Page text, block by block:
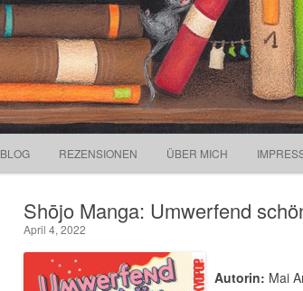
BLOG REZENSIONEN ÜBER MICH
Shōjo Manga: Umwerfend
April 4, 2022
Autorin: Mai